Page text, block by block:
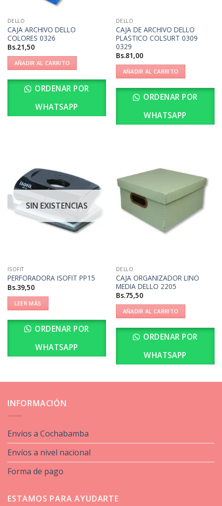
DELLO
CAJA ARCHIVO DELLO
COLORES 0326
Bs.21,50
AÑADIR AL CARRITO
ORDENAR POR
WHATSAPP
DELLO
CAJA DE ARCHIVO DELLO
PLASTICO COLSURT 0309
0329
Bs.81,00
AÑADIR AL CARRITO
ORDENAR POR
WHATSAPP
SIN EXISTENCIAS
ISOFIT
PERFORADORA ISOFIT PP15
Bs.39,50
LEER MÁS
ORDENAR POR
WHATSAPP
DELLO
CAJA ORGANIZADOR LINO
MEDIA DELLO 2205
Bs.75,50
AÑADIR AL CARRITO
ORDENAR POR
WHATSAPP
INFORMACIÓN
Envíos a Cochabamba
Envíos a nivel nacional
Forma de pago
ESTAMOS PARA AYUDARTE